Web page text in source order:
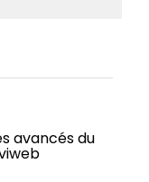
avancés du